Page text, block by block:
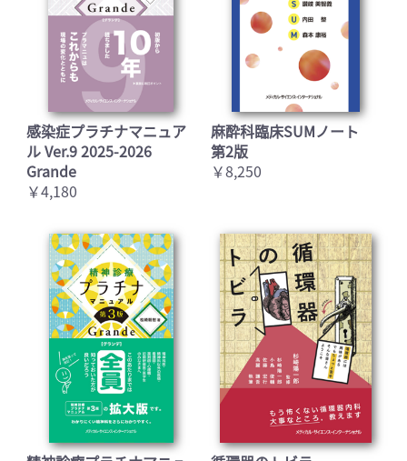
感染症プラチナマニュア
ル Ver.9 2025-2026
Grande
￥4,180
麻酔科臨床SUMノート
第2版
￥8,250